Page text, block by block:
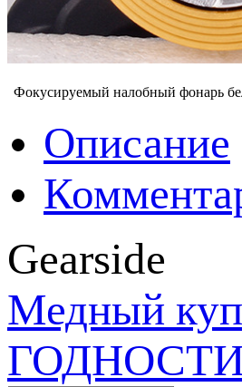
Фокусируемый налобный фонарь
Описание
Gearside
Медный